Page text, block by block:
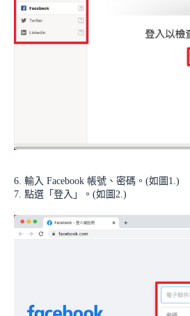
6. 輸入 Facebook 帳號、密碼。(如圖1.)
7. 點選「登入」。(如圖2.)